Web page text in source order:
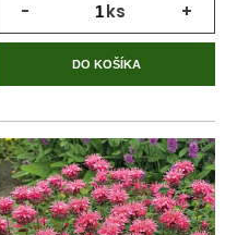
- ks +
DO KOŠÍKA